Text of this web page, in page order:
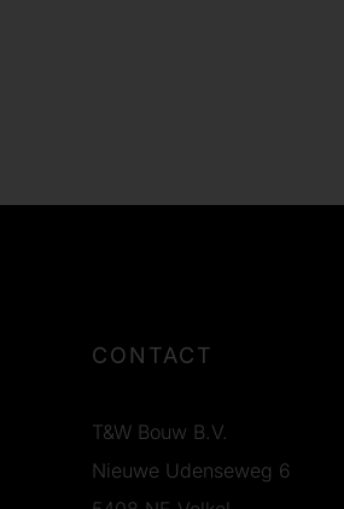
CONTACT
T&W Bouw B.V.
Nieuwe Udenseweg 6